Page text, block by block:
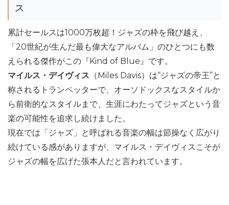
ス
累計セールスは1000万枚超！ジャズの枠を飛び越え、
「20世紀が生んだ最も偉大なアルバム」のひとつにも数
えられる傑作がこの『Kind of Blue』です。
マイルス・デイヴィス （Miles Davis）は“ジャズの帝王”と
称されるトランペッターで、オーソドックスなスタイルか
ら前衛的なスタイルまで、生涯にわたってジャズという音
楽の可能性を追求し続けました。
現在では「ジャズ」と呼ばれる音楽の幅は節操なく広がり
続けている感がありますが、マイルス・デイヴィスこそが
ジャズの幅を広げた張本人だと言われています。